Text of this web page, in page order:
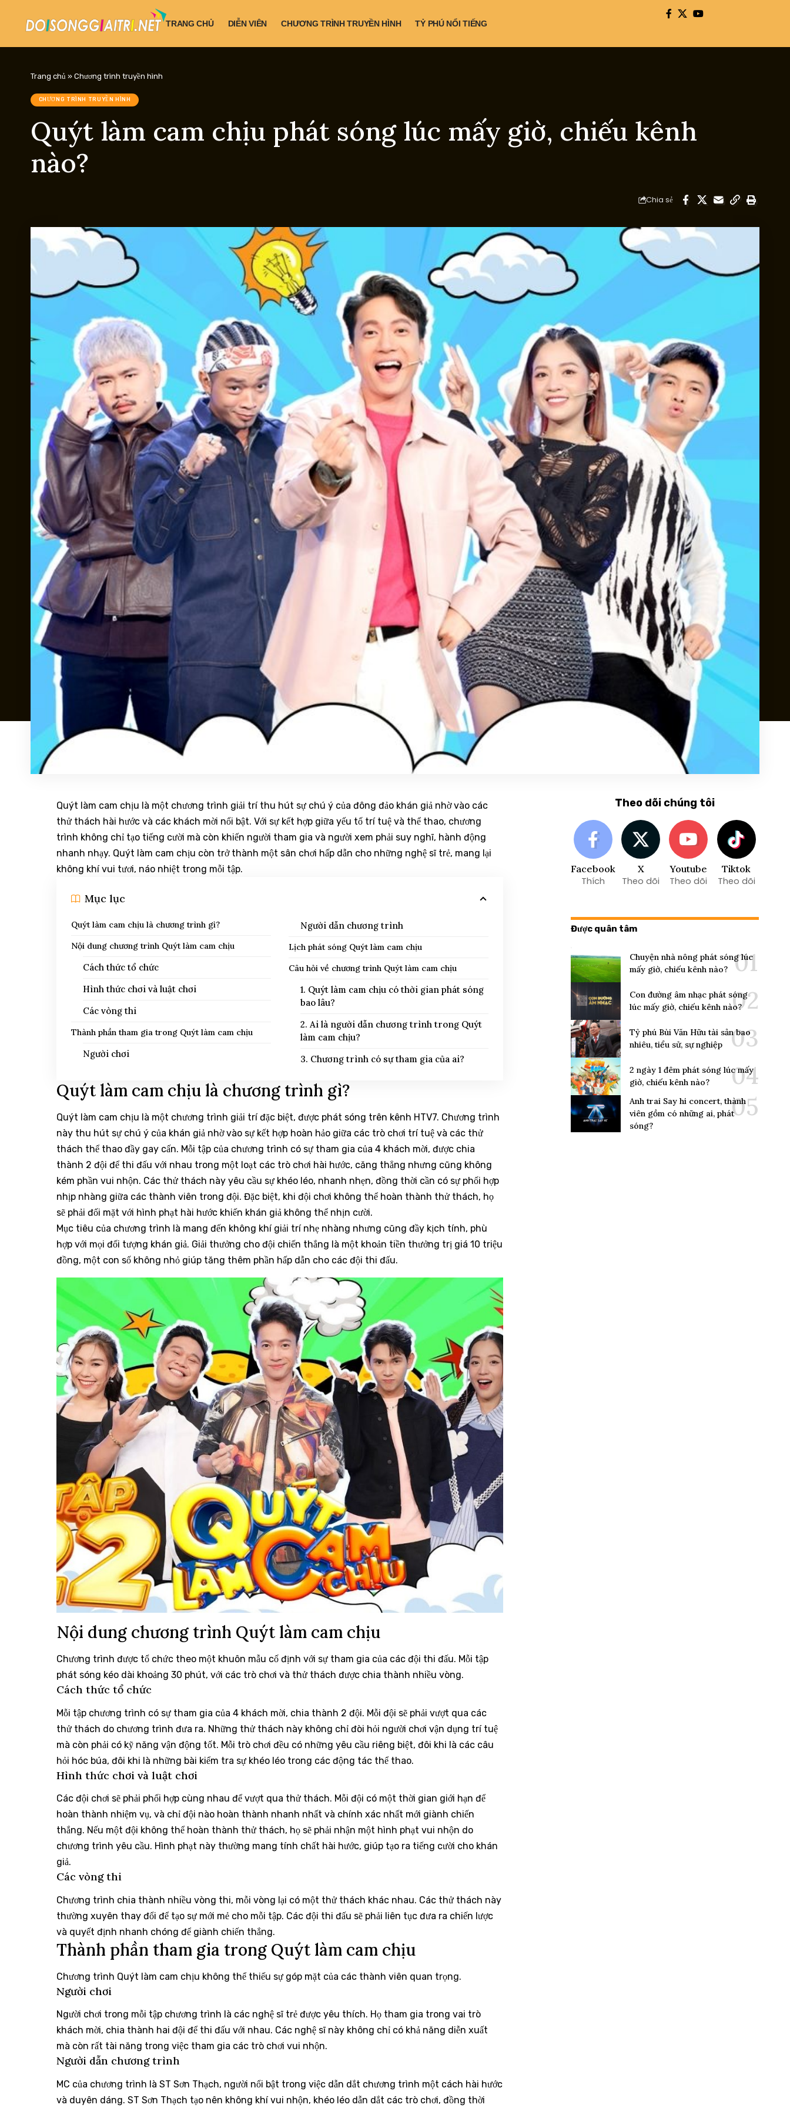
TRANG CHỦ DIỄN VIÊN CHƯƠNG TRÌNH TRUYỀN HÌNH TỶ PHÚ NỔI TIẾNG
Trang chủ » Chương trình truyền hình
CHƯƠNG TRÌNH TRUYỀN HÌNH
Quýt làm cam chịu phát sóng lúc mấy giờ, chiếu kênh
nào?
Chia sẻ
Quýt làm cam chịu là một chương trình giải trí thu hút sự chú ý của đông đảo khán giả nhờ vào các
thử thách hài hước và các khách mời nổi bật. Với sự kết hợp giữa yếu tố trí tuệ và thể thao, chương
trình không chỉ tạo tiếng cười mà còn khiến người tham gia và người xem phải suy nghĩ, hành động
nhanh nhạy. Quýt làm cam chịu còn trở thành một sân chơi hấp dẫn cho những nghệ sĩ trẻ, mang lại
không khí vui tươi, náo nhiệt trong mỗi tập.
Mục lục
Quýt làm cam chịu là chương trình gì?
Nội dung chương trình Quýt làm cam chịu
Cách thức tổ chức
Hình thức chơi và luật chơi
Các vòng thi
Thành phần tham gia trong Quýt làm cam chịu
Người chơi
Người dẫn chương trình
Lịch phát sóng Quýt làm cam chịu
Câu hỏi về chương trình Quýt làm cam chịu
1. Quýt làm cam chịu có thời gian phát sóng
bao lâu?
2. Ai là người dẫn chương trình trong Quýt
làm cam chịu?
3. Chương trình có sự tham gia của ai?
Quýt làm cam chịu là chương trình gì?
Quýt làm cam chịu là một chương trình giải trí đặc biệt, được phát sóng trên kênh HTV7. Chương trình
này thu hút sự chú ý của khán giả nhờ vào sự kết hợp hoàn hảo giữa các trò chơi trí tuệ và các thử
thách thể thao đầy gay cấn. Mỗi tập của chương trình có sự tham gia của 4 khách mời, được chia
thành 2 đội để thi đấu với nhau trong một loạt các trò chơi hài hước, căng thẳng nhưng cũng không
kém phần vui nhộn. Các thử thách này yêu cầu sự khéo léo, nhanh nhẹn, đồng thời cần có sự phối hợp
nhịp nhàng giữa các thành viên trong đội. Đặc biệt, khi đội chơi không thể hoàn thành thử thách, họ
sẽ phải đối mặt với hình phạt hài hước khiến khán giả không thể nhịn cười.
Mục tiêu của chương trình là mang đến không khí giải trí nhẹ nhàng nhưng cũng đầy kịch tính, phù
hợp với mọi đối tượng khán giả. Giải thưởng cho đội chiến thắng là một khoản tiền thưởng trị giá 10 triệu
đồng, một con số không nhỏ giúp tăng thêm phần hấp dẫn cho các đội thi đấu.
Nội dung chương trình Quýt làm cam chịu
Chương trình được tổ chức theo một khuôn mẫu cố định với sự tham gia của các đội thi đấu. Mỗi tập
phát sóng kéo dài khoảng 30 phút, với các trò chơi và thử thách được chia thành nhiều vòng.
Cách thức tổ chức
Mỗi tập chương trình có sự tham gia của 4 khách mời, chia thành 2 đội. Mỗi đội sẽ phải vượt qua các
thử thách do chương trình đưa ra. Những thử thách này không chỉ đòi hỏi người chơi vận dụng trí tuệ
mà còn phải có kỹ năng vận động tốt. Mỗi trò chơi đều có những yêu cầu riêng biệt, đôi khi là các câu
hỏi hóc búa, đôi khi là những bài kiểm tra sự khéo léo trong các động tác thể thao.
Hình thức chơi và luật chơi
Các đội chơi sẽ phải phối hợp cùng nhau để vượt qua thử thách. Mỗi đội có một thời gian giới hạn để
hoàn thành nhiệm vụ, và chỉ đội nào hoàn thành nhanh nhất và chính xác nhất mới giành chiến
thắng. Nếu một đội không thể hoàn thành thử thách, họ sẽ phải nhận một hình phạt vui nhộn do
chương trình yêu cầu. Hình phạt này thường mang tính chất hài hước, giúp tạo ra tiếng cười cho khán
giả.
Các vòng thi
Chương trình chia thành nhiều vòng thi, mỗi vòng lại có một thử thách khác nhau. Các thử thách này
thường xuyên thay đổi để tạo sự mới mẻ cho mỗi tập. Các đội thi đấu sẽ phải liên tục đưa ra chiến lược
và quyết định nhanh chóng để giành chiến thắng.
Thành phần tham gia trong Quýt làm cam chịu
Chương trình Quýt làm cam chịu không thể thiếu sự góp mặt của các thành viên quan trọng.
Người chơi
Người chơi trong mỗi tập chương trình là các nghệ sĩ trẻ được yêu thích. Họ tham gia trong vai trò
khách mời, chia thành hai đội để thi đấu với nhau. Các nghệ sĩ này không chỉ có khả năng diễn xuất
mà còn rất tài năng trong việc tham gia các trò chơi vui nhộn.
Người dẫn chương trình
MC của chương trình là ST Sơn Thạch, người nổi bật trong việc dẫn dắt chương trình một cách hài hước
và duyên dáng. ST Sơn Thạch tạo nên không khí vui nhộn, khéo léo dẫn dắt các trò chơi, đồng thời
Theo dõi chúng tôi
Facebook
Thích
X
Theo dõi
Youtube
Theo dõi
Tiktok
Theo dõi
Được quân tâm
Chuyện nhà nông phát sóng lúc
mấy giờ, chiếu kênh nào?
Con đường âm nhạc phát sóng
lúc mấy giờ, chiếu kênh nào?
Tỷ phú Bùi Văn Hữu tài sản bao
nhiêu, tiểu sử, sự nghiệp
2 ngày 1 đêm phát sóng lúc mấy
giờ, chiếu kênh nào?
Anh trai Say hi concert, thành
viên gồm có những ai, phát
sóng?